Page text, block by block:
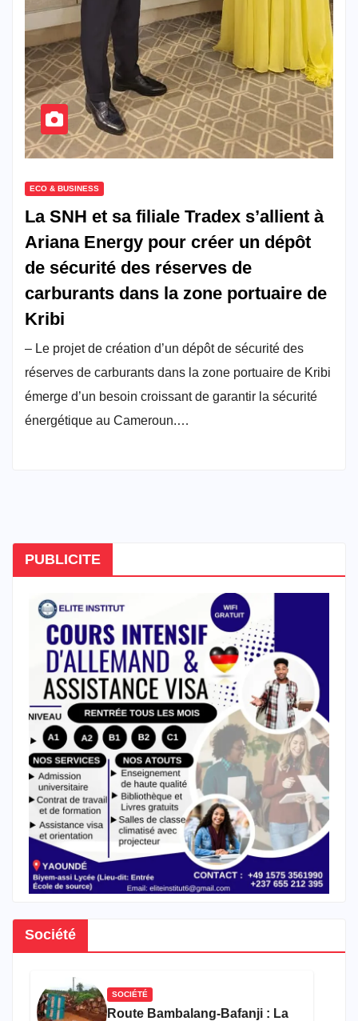
ECO & BUSINESS
La SNH et sa filiale Tradex s’allient à
Ariana Energy pour créer un dépôt
de sécurité des réserves de
carburants dans la zone portuaire de
Kribi
– Le projet de création d’un dépôt de sécurité des
réserves de carburants dans la zone portuaire de Kribi
émerge d’un besoin croissant de garantir la sécurité
énergétique au Cameroun.…
PUBLICITE
Société
SOCIÉTÉ
Route Bambalang-Bafanji : La